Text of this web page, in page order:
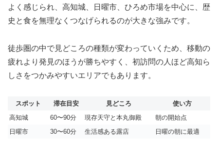
よく感じられ、高知城、日曜市、ひろめ市場を中心に、歴
史と食を無理なくつなげられるのが大きな強みです。
徒歩圏の中で見どころの種類が変わっていくため、移動の
疲れより発見のほうが勝ちやすく、初訪問の人ほど高知ら
しさをつかみやすいエリアでもあります。
スポット 滞在目安 見どころ
使い方
高知城
60〜90分 現存天守と本丸御殿
朝の開始点
日曜市
30〜60分 生活感ある露店
日曜の朝に最適